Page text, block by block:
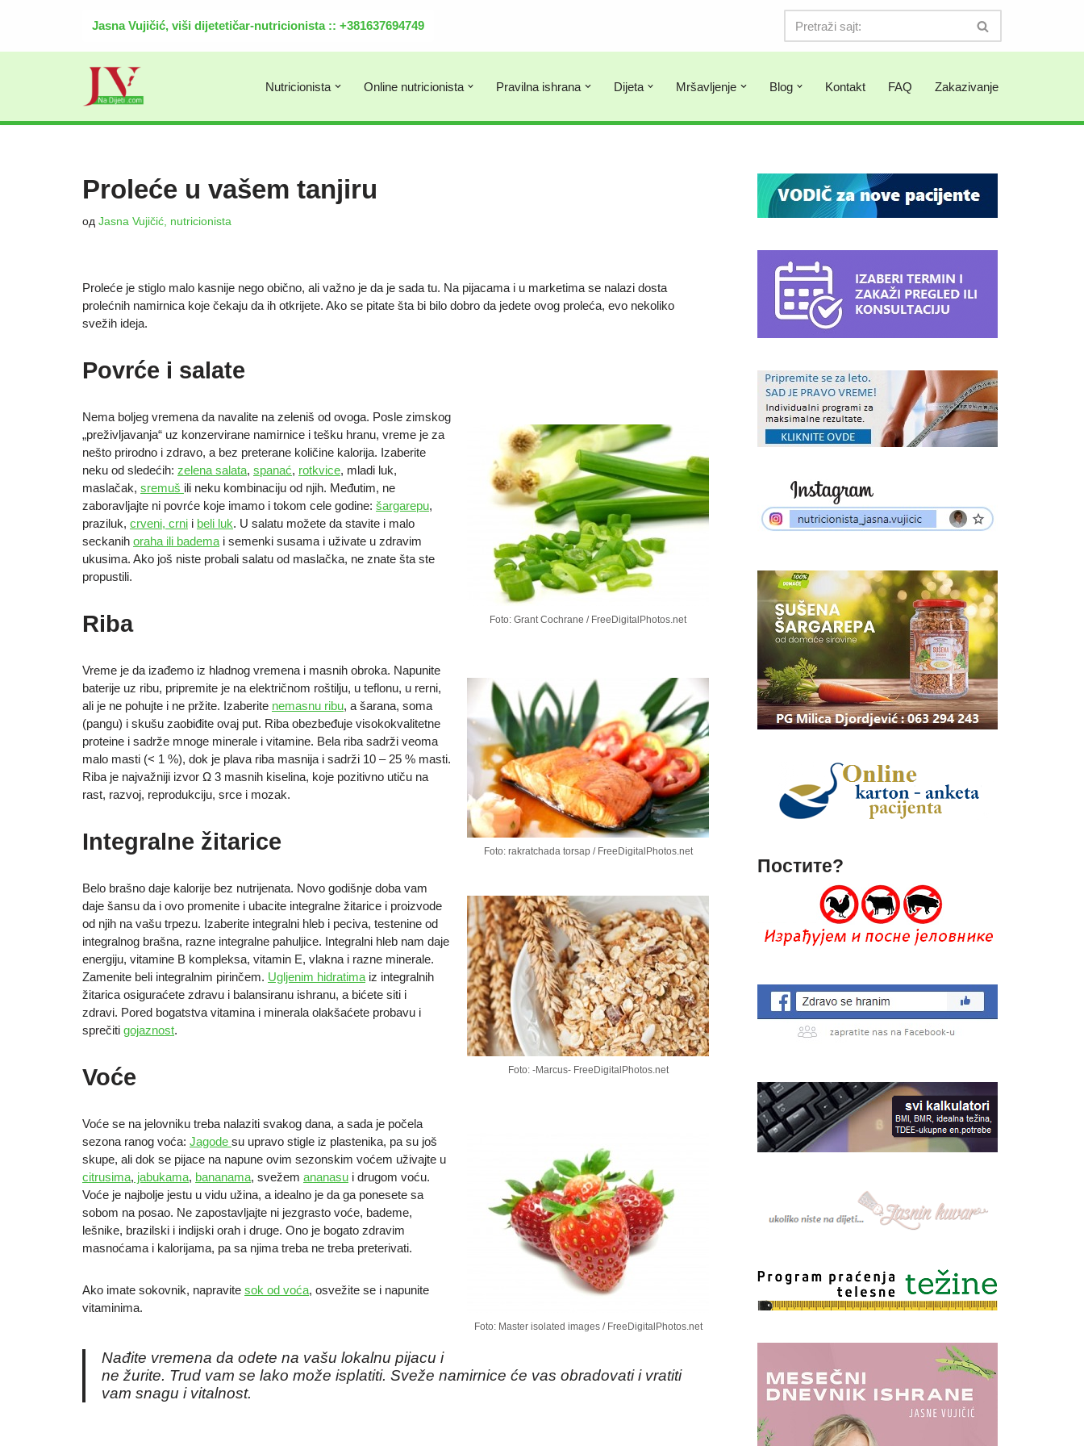
Jasna Vujičić, viši dijetetičar-nutricionista :: +381637694749
Nutricionista Online nutricionista Pravilna ishrana Dijeta Mršavljenje Blog Kontakt FAQ Zakazivanje
Proleće u vašem tanjiru
од Jasna Vujičić, nutricionista
Proleće je stiglo malo kasnije nego obično, ali važno je da je sada tu. Na pijacama i u marketima se nalazi dosta
prolećnih namirnica koje čekaju da ih otkrijete. Ako se pitate šta bi bilo dobro da jedete ovog proleća, evo nekoliko
svežih ideja.
Povrće i salate
Foto: Grant Cochrane / FreeDigitalPhotos.net
Nema boljeg vremena da navalite na zeleniš od ovoga. Posle zimskog
„preživljavanja“ uz konzervirane namirnice i tešku hranu, vreme je za
nešto prirodno i zdravo, a bez preterane količine kalorija. Izaberite
neku od sledećih: zelena salata, spanać, rotkvice, mladi luk,
maslačak, sremuš ili neku kombinaciju od njih. Međutim, ne
zaboravljajte ni povrće koje imamo i tokom cele godine: šargarepu,
praziluk, crveni, crni i beli luk. U salatu možete da stavite i malo
seckanih oraha ili badema i semenki susama i uživate u zdravim
ukusima. Ako još niste probali salatu od maslačka, ne znate šta ste
propustili.
Riba
Foto: rakratchada torsap / FreeDigitalPhotos.net
Vreme je da izađemo iz hladnog vremena i masnih obroka. Napunite
baterije uz ribu, pripremite je na električnom roštilju, u teflonu, u rerni,
ali je ne pohujte i ne pržite. Izaberite nemasnu ribu, a šarana, soma
(pangu) i skušu zaobiđite ovaj put. Riba obezbeđuje visokokvalitetne
proteine i sadrže mnoge minerale i vitamine. Bela riba sadrži veoma
malo masti (< 1 %), dok je plava riba masnija i sadrži 10 – 25 % masti.
Riba je najvažniji izvor Ω 3 masnih kiselina, koje pozitivno utiču na
rast, razvoj, reprodukciju, srce i mozak.
Integralne žitarice
Foto: -Marcus- FreeDigitalPhotos.net
Belo brašno daje kalorije bez nutrijenata. Novo godišnje doba vam
daje šansu da i ovo promenite i ubacite integralne žitarice i proizvode
od njih na vašu trpezu. Izaberite integralni hleb i peciva, testenine od
integralnog brašna, razne integralne pahuljice. Integralni hleb nam daje
energiju, vitamine B kompleksa, vitamin E, vlakna i razne minerale.
Zamenite beli integralnim pirinčem. Ugljenim hidratima iz integralnih
žitarica osiguraćete zdravu i balansiranu ishranu, a bićete siti i
zdravi. Pored bogatstva vitamina i minerala olakšaćete probavu i
sprečiti gojaznost.
Voće
Foto: Master isolated images / FreeDigitalPhotos.net
Voće se na jelovniku treba nalaziti svakog dana, a sada je počela
sezona ranog voća: Jagode su upravo stigle iz plastenika, pa su još
skupe, ali dok se pijace na napune ovim sezonskim voćem uživajte u
citrusima, jabukama, bananama, svežem ananasu i drugom voću.
Voće je najbolje jestu u vidu užina, a idealno je da ga ponesete sa
sobom na posao. Ne zapostavljajte ni jezgrasto voće, bademe,
lešnike, brazilski i indijski orah i druge. Ono je bogato zdravim
masnoćama i kalorijama, pa sa njima treba ne treba preterivati.
Ako imate sokovnik, napravite sok od voća, osvežite se i napunite
vitaminima.
Nađite vremena da odete na vašu lokalnu pijacu i
ne žurite. Trud vam se lako može isplatiti. Sveže namirnice će vas obradovati i vratiti
vam snagu i vitalnost.
Постите?